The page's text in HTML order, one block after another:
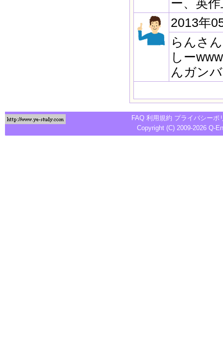
ー、英
2013年
らんさ
しー
んガン
FAQ 利用規約 プライバシーポ
Copyright (C) 2009-2026 Q-